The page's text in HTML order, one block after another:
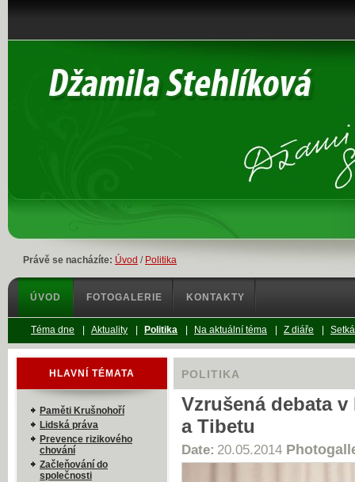
Právě se nacházíte: Úvod / Politika
POLITIKA
Vzrušená debata
a Tibetu
Date: 20.05.2014
HLAVNÍ TÉMATA
Paměti Krušnohoří
Lidská práva
Prevence rizikového
chování
Začleňování do
společnosti
ÚVOD FOTOGALERIE KONTAKTY
Téma dne Aktuality Politika Na aktuální téma Z diáře